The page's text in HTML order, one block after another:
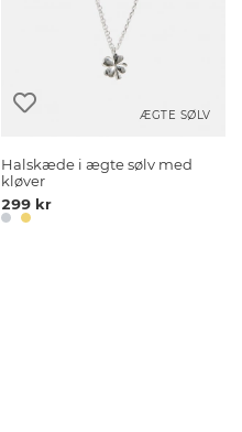
ÆGTE SØLV
Halskæde i ægte sølv med
kløver
299 kr